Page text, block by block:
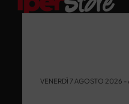
VENERDÌ 7 AGOSTO 2026 -